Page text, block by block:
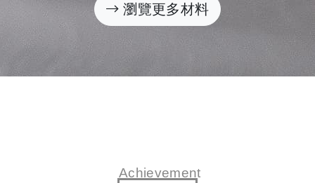
瀏覽更多材料
Achievement